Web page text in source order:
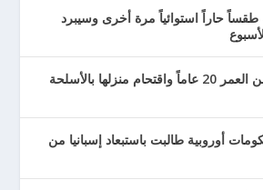
طقساً حاراً استوائياً مرة أخرى وسيبرد
اختطاف امرأة تبلغ من العمر 20 عاماً واقتحام منزلها بالأسلحة
أوروبية طالبت باستبعاد إسبانيا من